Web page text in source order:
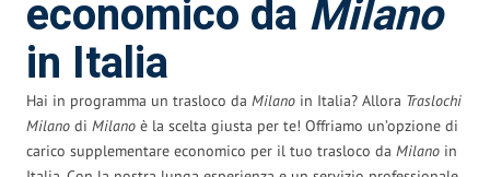
economico da Milano
in Italia
Hai in programma un trasloco da Milano in Italia? Allora Traslochi
Milano di Milano è la scelta giusta per te! Offriamo un’opzione di
carico supplementare economico per il tuo trasloco da Milano in